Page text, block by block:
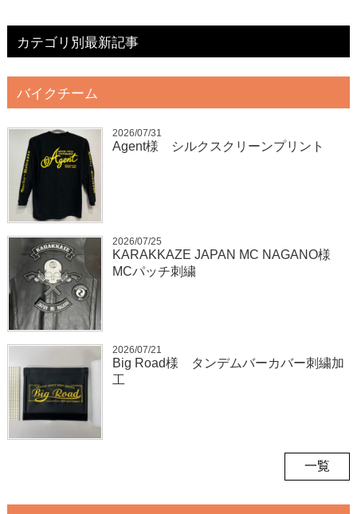
カテゴリ別最新記事
バイクチーム
2026/07/31
Agent様 シルクスクリーンプリント
2026/07/25
KARAKKAZE JAPAN MC NAGANO様
MCパッチ刺繍
2026/07/21
Big Road様 タンデムバーカバー刺繍加
工
一覧